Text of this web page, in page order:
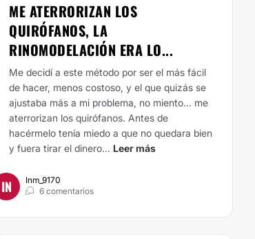
ME ATERRORIZAN LOS
QUIRÓFANOS, LA
RINOMODELACIÓN ERA LO...
Me decidí a este método por ser el más fácil
de hacer, menos costoso, y el que quizás se
ajustaba más a mi problema, no miento... me
aterrorizan los quirófanos. Antes de
hacérmelo tenía miedo a que no quedara bien
y fuera tirar el dinero... Leer más
IN
Inm_9170
6 comentarios